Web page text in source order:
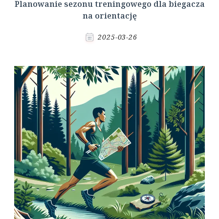
Planowanie sezonu treningowego dla biegacza
na orientację
2025-03-26